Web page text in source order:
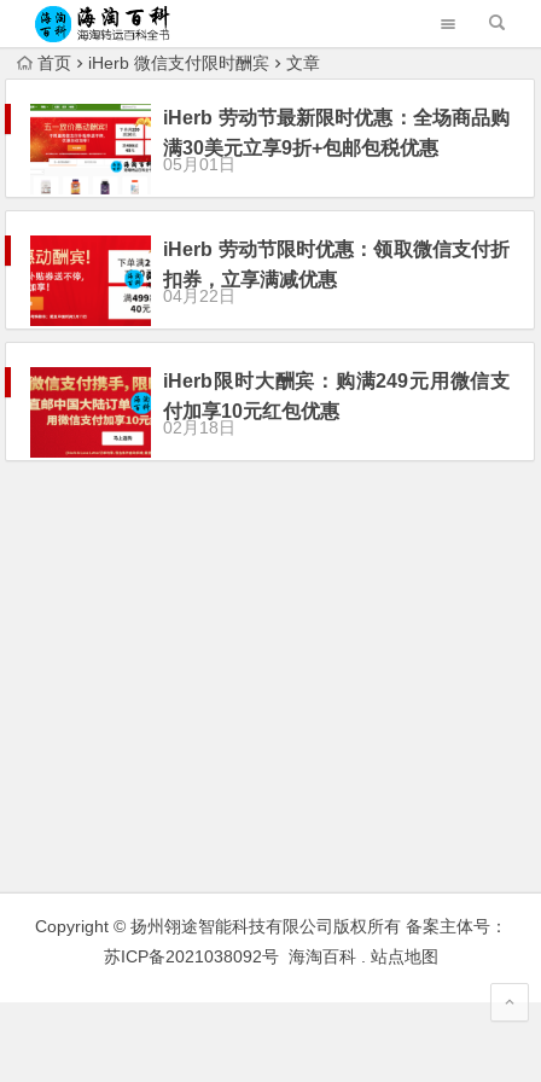
首页 iHerb 微信支付限时酬宾 文章
iHerb 劳动节最新限时优惠：全场商品购
满30美元立享9折+包邮包税优惠
05月01日
iHerb 劳动节限时优惠：领取微信支付折
扣券，立享满减优惠
04月22日
iHerb限时大酬宾：购满249元用微信支
付加享10元红包优惠
02月18日
Copyright © 扬州翎途智能科技有限公司版权所有 备案主体号：
苏ICP备2021038092号 海淘百科. 站点地图